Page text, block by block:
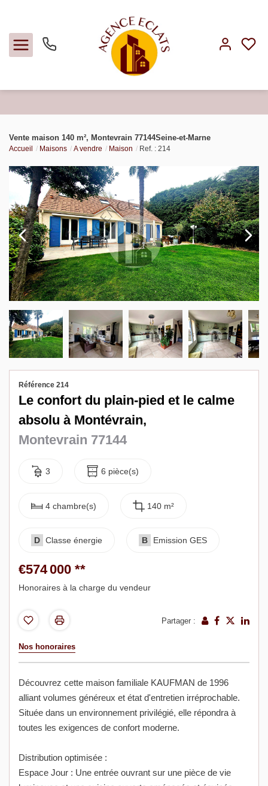
Louer
Faire gérer
Estimer
Notre agence
Biens vendus
Contact
Vente maison 140 m², Montevrain 77144Seine-et-Marne
Accueil Maisons A vendre Maison Ref. : 214
Référence 214
Le confort du plain-pied et le calme
absolu à Montévrain,
Montevrain 77144
3 6 pièce(s)
4 chambre(s) 140 m²
D Classe énergie B Emission GES
€574 000 **
Honoraires à la charge du vendeur
Partager :
Nos honoraires
Découvrez cette maison familiale KAUFMAN de 1996
alliant volumes généreux et état d'entretien irréprochable.
Située dans un environnement privilégié, elle répondra à
toutes les exigences de confort moderne.
Distribution optimisée :
Espace Jour : Une entrée ouvrant sur une pièce de vie